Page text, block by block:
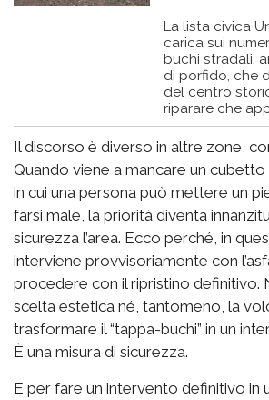
La lista civica
carica sui
buchi stradali,
di porfido, che
del centro
riparare che
Il discorso è diverso in altre zone,
Quando viene a mancare un
in cui una persona può mettere un
farsi male, la priorità diventa
sicurezza l’area. Ecco perché, in
interviene provvisoriamente con
procedere con il ripristino definitivo.
scelta estetica né, tantomeno, la
trasformare il “tappa-buchi” in un
È una misura di sicurezza.
E per fare un intervento definitivo in